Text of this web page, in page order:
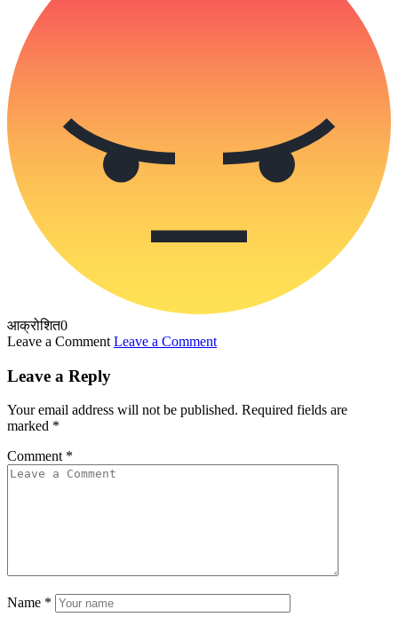
आक्रोशित0
Leave a Comment Leave a Comment
Leave a Reply
Your email address will not be published. Required fields are
marked *
Comment *
Name *